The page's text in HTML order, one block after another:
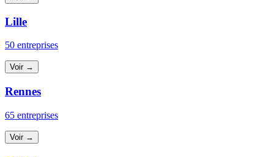
Lille
50 entreprises
Voir →
Rennes
65 entreprises
Voir →